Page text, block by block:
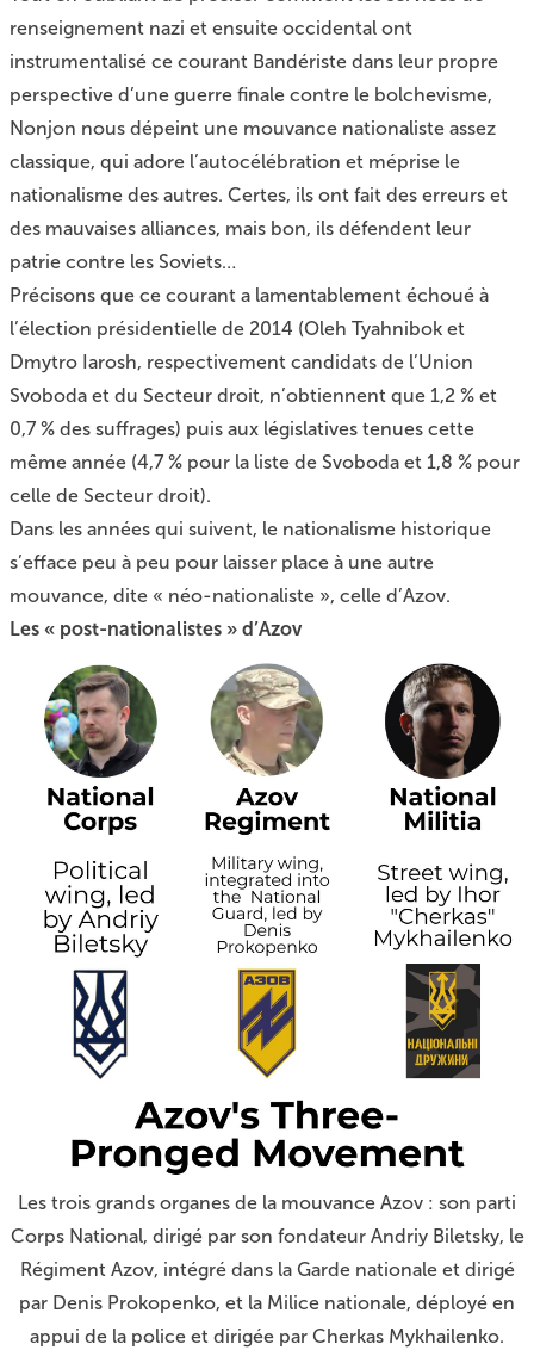
renseignement nazi et ensuite occidental ont
instrumentalisé ce courant Bandériste dans leur propre
perspective d’une guerre finale contre le bolchevisme,
Nonjon nous dépeint une mouvance nationaliste assez
classique, qui adore l’autocélébration et méprise le
nationalisme des autres. Certes, ils ont fait des erreurs et
des mauvaises alliances, mais bon, ils défendent leur
patrie contre les Soviets…
Précisons que ce courant a lamentablement échoué à
l’élection présidentielle de 2014 (Oleh Tyahnibok et
Dmytro Iarosh, respectivement candidats de l’Union
Svoboda et du Secteur droit, n’obtiennent que 1,2 % et
0,7 % des suffrages) puis aux législatives tenues cette
même année (4,7 % pour la liste de Svoboda et 1,8 % pour
celle de Secteur droit).
Dans les années qui suivent, le nationalisme historique
s’efface peu à peu pour laisser place à une autre
mouvance, dite « néo-nationaliste », celle d’Azov.
Les « post-nationalistes » d’Azov
Les trois grands organes de la mouvance Azov : son parti
Corps National, dirigé par son fondateur Andriy Biletsky, le
Régiment Azov, intégré dans la Garde nationale et dirigé
par Denis Prokopenko, et la Milice nationale, déployé en
appui de la police et dirigée par Cherkas Mykhailenko.